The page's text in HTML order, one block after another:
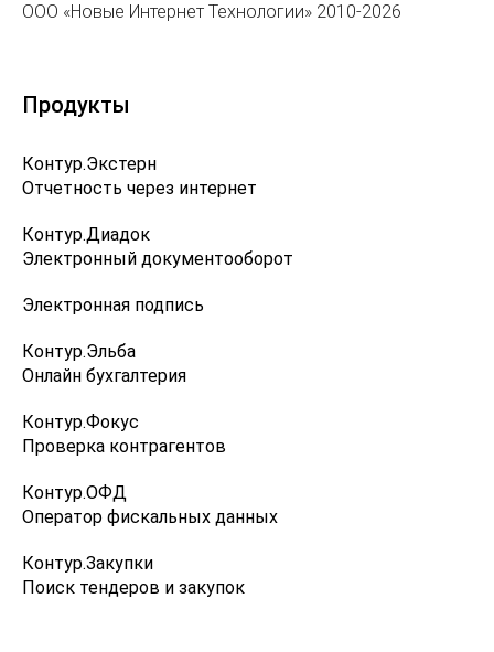
ООО «Новые Интернет Технологии» 2010-2026
Продукты
Контур.Экстерн
Отчетность через интернет
Контур.Диадок
Электронный документооборот
Электронная подпись
Контур.Эльба
Онлайн бухгалтерия
Контур.Фокус
Проверка контрагентов
Контур.ОФД
Оператор фискальных данных
Контур.Закупки
Поиск тендеров и закупок